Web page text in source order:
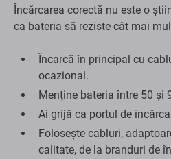
Încărcarea corectă nu este o
ca bateria să reziste cât mai
Încarcă în principal cu
ocazional.
Menține bateria între 50 și
Ai grijă ca portul de
Folosește cabluri,
calitate, de la branduri de